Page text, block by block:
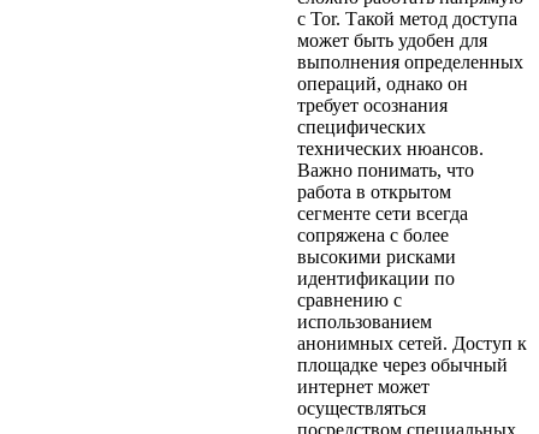
с Tor. Такой метод доступа
может быть удобен для
выполнения определенных
операций, однако он
требует осознания
специфических
технических нюансов.
Важно понимать, что
работа в открытом
сегменте сети всегда
сопряжена с более
высокими рисками
идентификации по
сравнению с
использованием
анонимных сетей. Доступ к
площадке через обычный
интернет может
осуществляться
посредством специальных